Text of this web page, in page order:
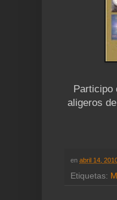
Participo
aligeros
en abril 14,
Etiquetas: